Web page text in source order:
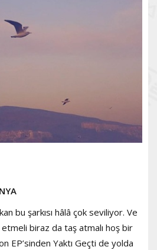
bu şarkısı hâlâ çok seviliyor. Ve
biraz da taş atmalı hoş bir
EP’sinden Yaktı Geçti de yolda